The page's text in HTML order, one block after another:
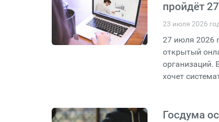
пройдёт
23 июля 2026
27 июля 2026
открытый
организаций.
хочет
Госдума